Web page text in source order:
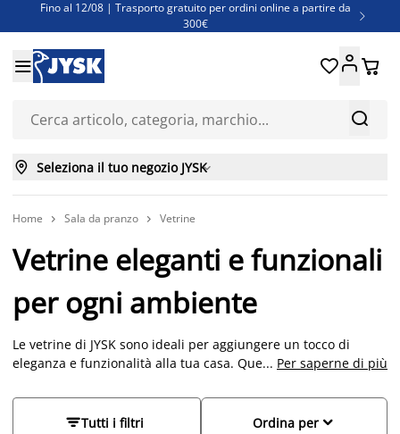
Fino al 12/08 | Trasporto gratuito per ordini online a partire da
300€

Super offerte d'estate | Oltre 1.500 articoli fino al 70%
Finanziamenti - Scegli il piano di rimborso più adatto a te


 
 Seleziona il tuo negozio JYSK
Home  Sala da pranzo  Vetrine
Vetrine eleganti e funzionali
per ogni ambiente
Le vetrine di JYSK sono ideali per aggiungere un tocco di
eleganza e funzionalità alla tua casa. Questi mobili versatili
preferiti, dai piatti decorativi ai ricordi di famiglia. Disponibili
in una vasta gamma di materiali, colori e stili, le nostre vetrine
... Per saperne di più
Tutti i filtri 
Ordina per